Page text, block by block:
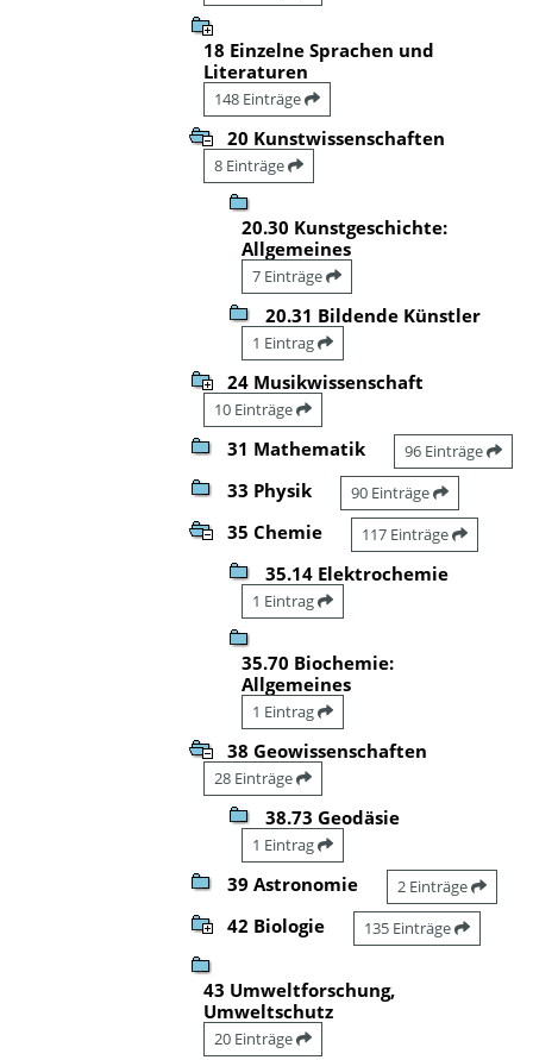
18 Einzelne Sprachen und
Literaturen
148 Einträge
20 Kunstwissenschaften
8 Einträge
20.30 Kunstgeschichte:
Allgemeines
7 Einträge
20.31 Bildende Künstler
1 Eintrag
24 Musikwissenschaft
10 Einträge
31 Mathematik 96 Einträge
33 Physik 90 Einträge
35 Chemie 117 Einträge
35.14 Elektrochemie
1 Eintrag
35.70 Biochemie:
Allgemeines
1 Eintrag
38 Geowissenschaften
28 Einträge
38.73 Geodäsie
1 Eintrag
39 Astronomie 2 Einträge
42 Biologie 135 Einträge
43 Umweltforschung,
Umweltschutz
20 Einträge